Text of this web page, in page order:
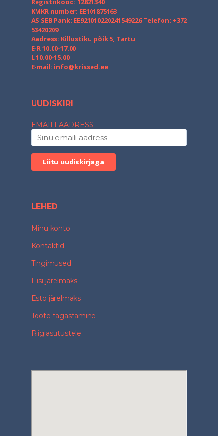
Registrikood: 12821340
KMKR number: EE101875163
AS SEB Pank: EE921010220241549226 Telefon: +372
53420209
Aadress: Killustiku põik 5, Tartu
E-R 10.00-17.00
L 10.00-15.00
E-mail: info@krissed.ee
UUDISKIRI
EMAILI AADRESS:
LEHED
Minu konto
Kontaktid
Tingimused
Liisi järelmaks
Esto järelmaks
Toote tagastamine
Riigiasutustele